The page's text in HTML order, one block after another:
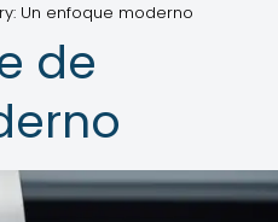
Un enfoque moderno
de